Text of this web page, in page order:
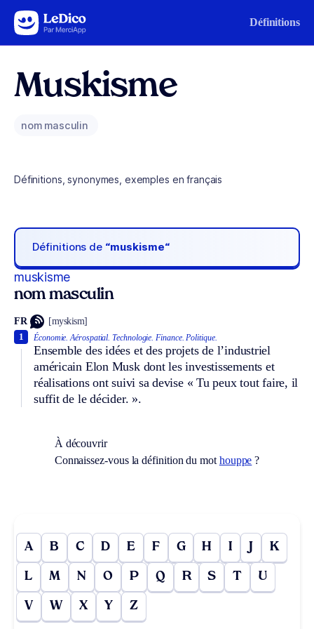
Aller au contenu Définitions
Muskisme
nom masculin
Définitions, synonymes, exemples en français
Définitions de “muskisme“
muskisme
nom masculin
FR [myskism]
Économie. Aérospatial. Technologie. Finance. Politique.
Ensemble des idées et des projets de l’industriel
américain Elon Musk dont les investissements et
réalisations ont suivi sa devise « Tu peux tout faire, il
suffit de le décider. ».
1
À découvrir
Connaissez-vous la définition du mot houppe ?
A B C D E F G H I J K
L M N O P Q R S T U
V W X Y Z